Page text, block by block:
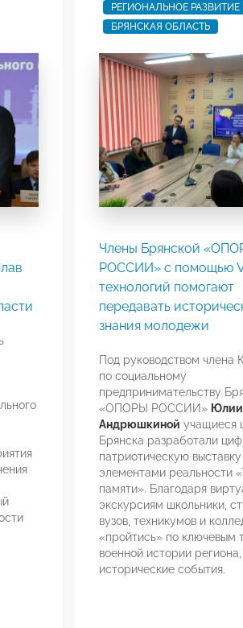
РЕГИОНАЛЬНОЕ РАЗВИТИЕ
БРЯНСКАЯ ОБЛАСТЬ
Члены Брянской
РОССИИ» с помощью
технологий помогают
передавать
знания молодежи
Под руководством члена
по социальному
предпринимательству
«ОПОРЫ РОССИИ» Юлии
Андрюшкиной учащиеся
Брянска разработали
патриотическую выставку
элементами реальности
памяти». Благодаря
экскурсиям школьники,
вузов, техникумов и
«пройтись» по ключевым
военной истории
исторические события.